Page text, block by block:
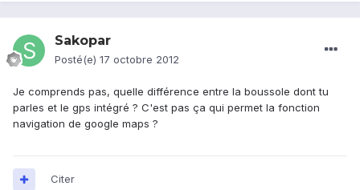
Sakopar
Posté(e) 17 octobre 2012
Je comprends pas, quelle différence entre la boussole dont tu
parles et le gps intégré ? C'est pas ça qui permet la fonction
navigation de google maps ?
Citer